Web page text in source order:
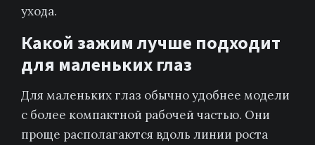
ухода.
Какой зажим лучше подходит
для маленьких глаз
Для маленьких глаз обычно удобнее модели
с более компактной рабочей частью. Они
проще располагаются вдоль линии роста